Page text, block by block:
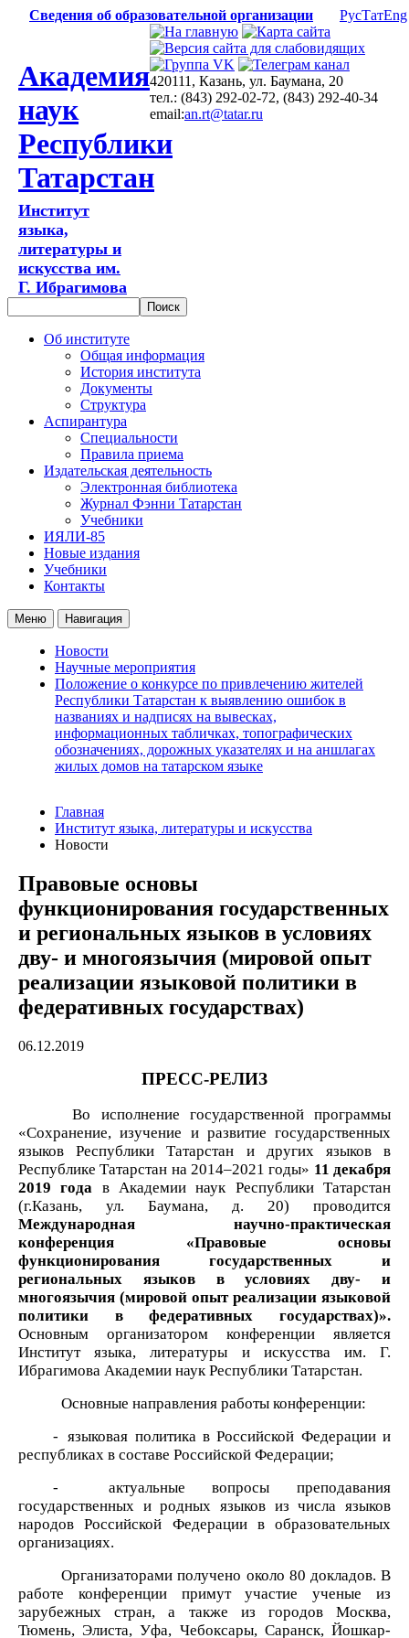
Сведения об образовательной организации РусТатEng
Академия
наук
Республики
Татарстан
Институт
языка,
литературы и
искусства им.
Г. Ибрагимова
420111, Казань, ул. Баумана, 20
тел.: (843) 292-02-72, (843) 292-40-34
email:an.rt@tatar.ru
Об институте
Общая информация
История института
Документы
Структура
Аспирантура
Специальности
Правила приема
Издательская деятельность
Электронная библиотека
Журнал Фэнни Татарстан
Учебники
ИЯЛИ-85
Новые издания
Учебники
Контакты
Меню Навигация
Новости
Научные мероприятия
Положение о конкурсе по привлечению жителей
Республики Татарстан к выявлению ошибок в
названиях и надписях на вывесках,
информационных табличках, топографических
обозначениях, дорожных указателях и на аншлагах
жилых домов на татарском языке
Главная
Институт языка, литературы и искусства
Новости
Правовые основы
функционирования государственных
и региональных языков в условиях
дву- и многоязычия (мировой опыт
реализации языковой политики в
федеративных государствах)
06.12.2019
ПРЕСС-РЕЛИЗ
Во исполнение государственной программы
«Сохранение, изучение и развитие государственных
языков Республики Татарстан и других языков в
Республике Татарстан на 2014–2021 годы» 11 декабря
2019 года в Академии наук Республики Татарстан
(г.Казань, ул. Баумана, д. 20) проводится
Международная научно-практическая
конференция «Правовые основы
функционирования государственных и
региональных языков в условиях дву- и
многоязычия (мировой опыт реализации языковой
политики в федеративных государствах)».
Основным организатором конференции является
Институт языка, литературы и искусства им. Г.
Ибрагимова Академии наук Республики Татарстан.
Основные направления работы конференции:
-
языковая политика в Российской Федерации и
республиках в составе Российской Федерации;
-
актуальные вопросы преподавания
государственных и родных языков из числа языков
народов Российской Федерации в образовательных
организациях.
Организаторамиполучено около 80 докладов. В
работе конференции примут участие ученые из
зарубежных стран, а также из городов Москва,
Тюмень, Элиста, Уфа, Чебоксары, Саранск, Йошкар-